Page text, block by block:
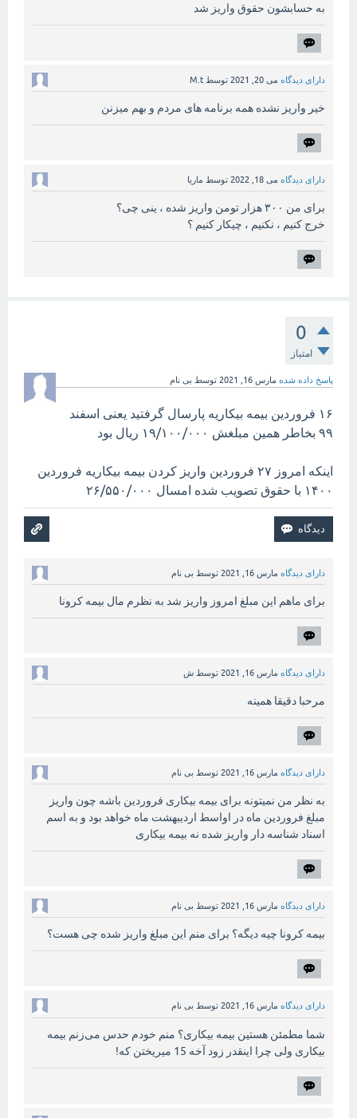
به حسابشون حقوق واریز شد
دارای دیدگاه می 20, 2021 توسط M.t
خیر واریز نشده همه برنامه های مردم و بهم میزنن
دارای دیدگاه می 18, 2022 توسط ماریا
برای من ۳۰۰ هزار تومن واریز شده ، ینی چی؟
خرج کنیم ، نکنیم ، چیکار کنیم ؟
0
امتیاز
پاسخ داده شده مارس 16, 2021 توسط بی نام
۱۶ فروردین بیمه بیکاریه پارسال گرفتید یعنی اسفند
۹۹ بخاطر همین مبلغش ۱۹/۱۰۰/۰۰۰ ریال بود
اینکه امروز ۲۷ فروردین واریز کردن بیمه بیکاریه فروردین
۱۴۰۰ با حقوق تصویب شده امسال ۲۶/۵۵۰/۰۰۰
دارای دیدگاه مارس 16, 2021 توسط بی نام
برای ماهم این مبلغ امروز واریز شد به نظرم مال بیمه کرونا
دارای دیدگاه مارس 16, 2021 توسط ش
مرحبا دقیقا همینه
دارای دیدگاه مارس 16, 2021 توسط بی نام
به نظر من نمیتونه برای بیمه بیکاری فروردین باشه چون واریز
مبلغ فروردین ماه در اواسط اردیبهشت ماه خواهد بود و به اسم
اسناد شناسه دار واریز شده نه بیمه بیکاری
دارای دیدگاه مارس 16, 2021 توسط بی نام
بیمه کرونا چیه دیگه؟ برای منم این مبلغ واریز شده چی هست؟
دارای دیدگاه مارس 16, 2021 توسط بی نام
شما مطمئن هستین بیمه بیکاری؟ منم خودم حدس می‌زنم بیمه
بیکاری ولی چرا اینقدر زود آخه 15 میریختن که!